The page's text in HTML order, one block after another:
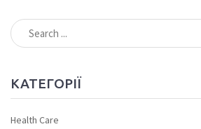
КАТЕГОРІЇ
Health Care